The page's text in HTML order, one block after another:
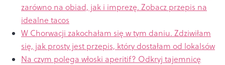
zarówno na obiad, jak i imprezę. Zobacz przepis na
idealne tacos
W Chorwacji zakochałam się w tym daniu. Zdziwiłam
się, jak prosty jest przepis, który dostałam od lokalsów
Na czym polega włoski aperitif? Odkryj tajemnicę